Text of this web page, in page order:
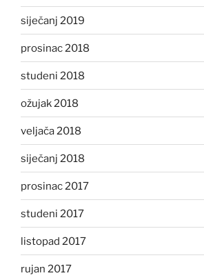
siječanj 2019
prosinac 2018
studeni 2018
ožujak 2018
veljača 2018
siječanj 2018
prosinac 2017
studeni 2017
listopad 2017
rujan 2017